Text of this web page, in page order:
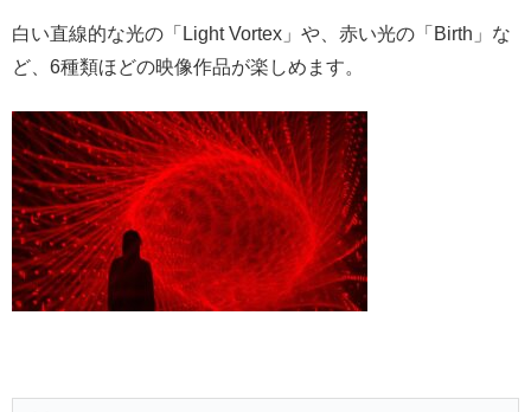
白い直線的な光の「Light Vortex」や、赤い光の「Birth」な
ど、6種類ほどの映像作品が楽しめます。